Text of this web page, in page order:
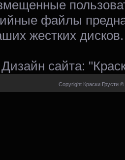
файлы
жестких
Дизайн сайта:
Copyright Краски Грусти